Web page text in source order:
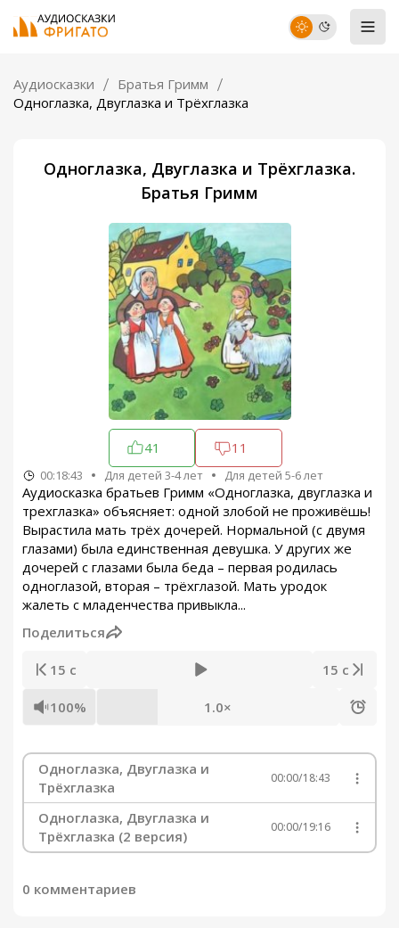
Аудиосказки
Братья Гримм
Одноглазка, Двуглазка и Трёхглазка
Одноглазка, Двуглазка и Трёхглазка.
Братья Гримм
41 11
00:18:43 Для детей 3-4 лет Для детей 5-6 лет
Аудиосказка братьев Гримм «Одноглазка, двуглазка и
трехглазка» объясняет: одной злобой не проживёшь!
Вырастила мать трёх дочерей. Нормальной (с двумя
глазами) была единственная девушка. У других же
дочерей с глазами была беда – первая родилась
одноглазой, вторая – трёхглазой. Мать уродок
жалеть с младенчества привыкла...
Поделиться
15 с 15 с
100% 1.0×
Одноглазка, Двуглазка и
Трёхглазка
00:00/18:43
Одноглазка, Двуглазка и
Трёхглазка (2 версия)
00:00/19:16
0 комментариев